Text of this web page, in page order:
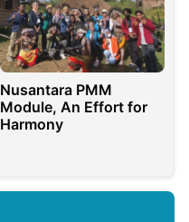
Nusantara PMM
Module, An Effort for
Harmony